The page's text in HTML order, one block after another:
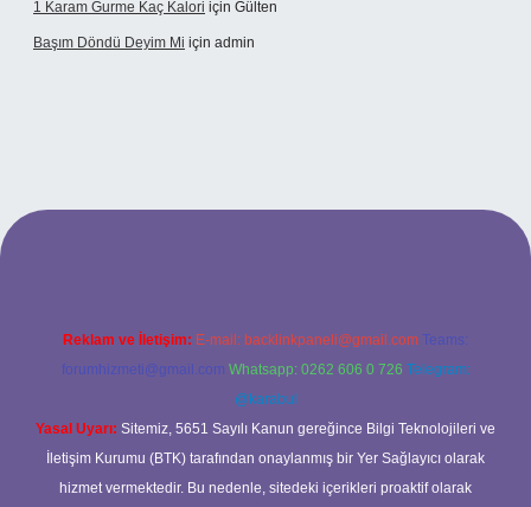
1 Karam Gurme Kaç Kalori için Gülten
Başım Döndü Deyim Mi için admin
giriş
Reklam ve İletişim: E-mail: backlinkpaneli@gmail.com Teams:
forumhizmeti@gmail.com Whatsapp: 0262 606 0 726 Telegram:
@karabul
Yasal Uyarı: Sitemiz, 5651 Sayılı Kanun gereğince Bilgi Teknolojileri ve
İletişim Kurumu (BTK) tarafından onaylanmış bir Yer Sağlayıcı olarak
hizmet vermektedir. Bu nedenle, sitedeki içerikleri proaktif olarak